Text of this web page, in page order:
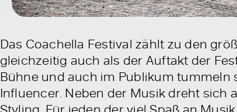
Das Coachella Festival zählt zu den
gleichzeitig auch als der Auftakt der
Bühne und auch im Publikum
Influencer. Neben der Musik dreht sich
Styling. Für jeden der viel Spaß an